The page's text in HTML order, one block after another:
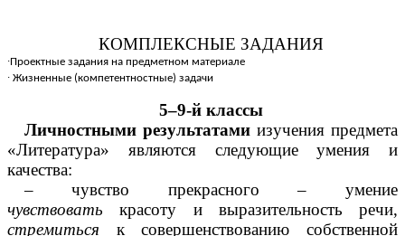
КОМПЛЕКСНЫЕ ЗАДАНИЯ
∙Проектные задания на предметном материале
∙ Жизненные (компетентностные) задачи
5–9-й классы
Личностными результатамиизучения предмета
«Литература» являются следующие умения и
качества:
– чувство прекрасного – умение
чувствовать красоту и выразительность речи,
стремиться к совершенствованию собственной